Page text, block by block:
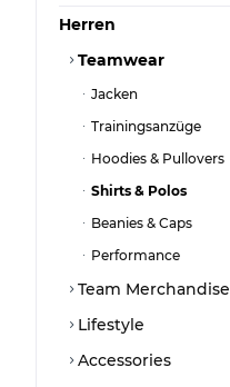
Herren
Teamwear
Jacken
Trainingsanzüge
Hoodies & Pullovers
Shirts & Polos
Beanies & Caps
Performance
Team Merchandise
Lifestyle
Accessories